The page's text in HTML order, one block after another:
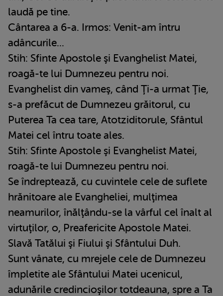
laudă pe tine.
Cântarea a 6-a. Irmos: Venit-am întru
adâncurile...
Stih: Sfinte Apostole şi Evanghelist Matei,
roagă-te lui Dumnezeu pentru noi.
Evanghelist din vameş, când Ţi-a urmat Ţie,
s-a prefăcut de Dumnezeu grăitorul, cu
Puterea Ta cea tare, Atotziditorule, Sfântul
Matei cel întru toate ales.
Stih: Sfinte Apostole şi Evanghelist Matei,
roagă-te lui Dumnezeu pentru noi.
Se îndreptează, cu cuvintele cele de suflete
hrănitoare ale Evangheliei, mulţimea
neamurilor, înălţându-se la vârful cel înalt al
virtuţilor, o, Preafericite Apostole Matei.
Slavă Tatălui şi Fiului şi Sfântului Duh.
Sunt vânate, cu mrejele cele de Dumnezeu
împletite ale Sfântului Matei ucenicul,
adunările credincioşilor totdeauna, spre a Ta